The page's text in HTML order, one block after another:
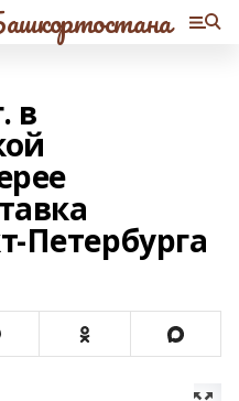
в
Петербурга